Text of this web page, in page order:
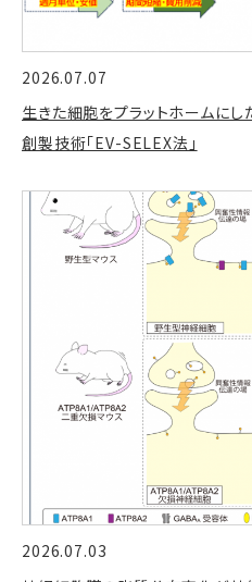
2026.07.07
生きた細胞をプラットホームに
創製技術「EV-SELEX法」
2026.07.03